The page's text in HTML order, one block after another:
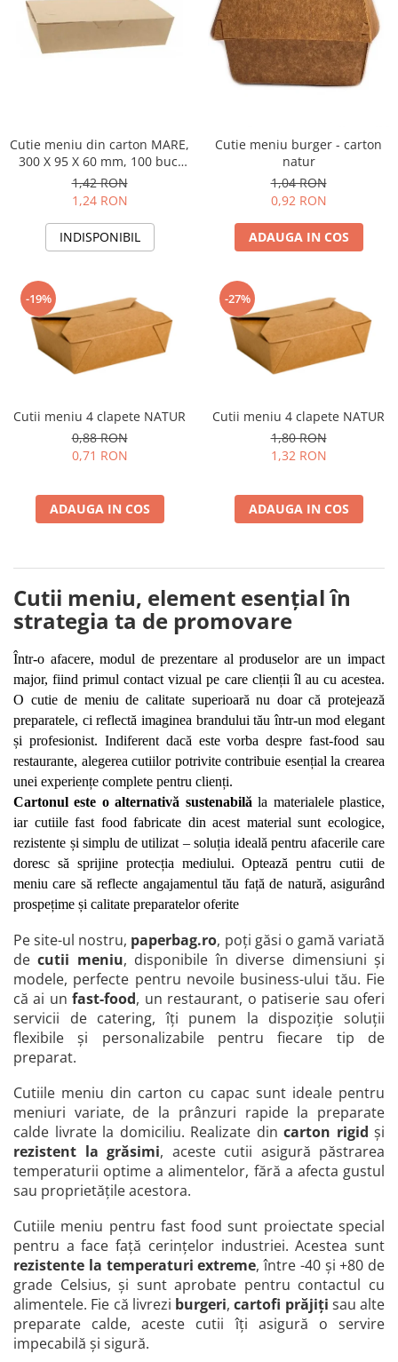
Pungi de hartie ciocolatii
Pungi de hartie mov
Cutii cartofi prajiti
Cutii mancare chinezeasca
Boluri unica folosinta din trestie
zahar
Suporti pahare din carton
Barcute din carton
Cutii pentru paste din carton
Sosiere din plastic cu capac
Cutie meniu din carton MARE,
300 X 95 X 60 mm, 100 buc,
maro
1,42 RON
1,24 RON
INDISPONIBIL
Cutie meniu burger - carton
natur
1,04 RON
0,92 RON
ADAUGA IN COS
-19%
Cutii meniu 4 clapete NATUR
0,88 RON
0,71 RON
ADAUGA IN COS
-27%
Cutii meniu 4 clapete NATUR
1,80 RON
1,32 RON
ADAUGA IN COS
Cutii meniu, element esențial în
strategia ta de promovare
Într-o afacere, modul de prezentare al produselor are un impact
major, fiind primul contact vizual pe care clienții îl au cu acestea.
O cutie de meniu de calitate superioară nu doar că protejează
preparatele, ci reflectă imaginea brandului tău într-un mod elegant
și profesionist. Indiferent dacă este vorba despre fast-food sau
restaurante, alegerea cutiilor potrivite contribuie esențial la crearea
unei experiențe complete pentru clienți.
Cartonul este o alternativă sustenabilă la materialele plastice,
iar cutiile fast food fabricate din acest material sunt ecologice,
rezistente și simplu de utilizat – soluția ideală pentru afacerile care
doresc să sprijine protecția mediului. Optează pentru cutii de
meniu care să reflecte angajamentul tău față de natură, asigurând
prospețime și calitate preparatelor oferite
Pe site-ul nostru, paperbag.ro, poți găsi o gamă variată
decutii meniu, disponibile în diverse dimensiuni și
modele, perfecte pentru nevoile business-ului tău. Fie
că ai unfast-food, un restaurant, o patiserie sau oferi
servicii de catering, îți punem la dispoziție soluții
flexibile și personalizabile pentru fiecare tip de
preparat.
Cutiile meniu din carton cu capac sunt ideale pentru
meniuri variate, de la prânzuri rapide la preparate
calde livrate la domiciliu. Realizate din carton rigid și
rezistent la grăsimi, aceste cutii asigură păstrarea
temperaturii optime a alimentelor, fără a afecta gustul
sau proprietățile acestora.
Cutiile meniu pentru fast food sunt proiectate special
pentru a face față cerințelor industriei. Acestea sunt
rezistente la temperaturi extreme, între -40 și +80 de
grade Celsius, și sunt aprobate pentru contactul cu
alimentele. Fie că livrezi burgeri,cartofi prăjiți sau alte
preparate calde, aceste cutii îți asigură o servire
impecabilă și sigură.